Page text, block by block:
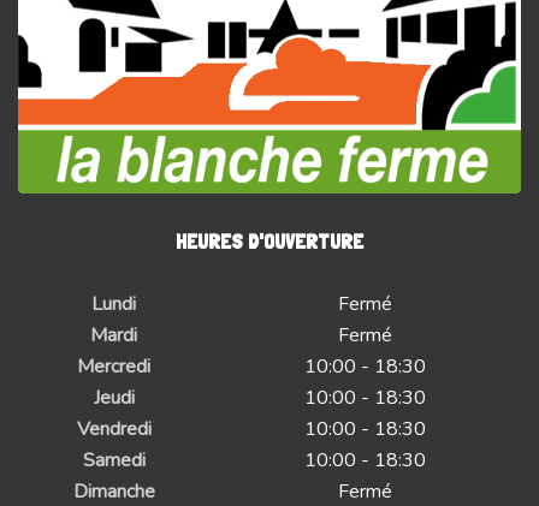
HEURES D'OUVERTURE
Lundi
Fermé
Mardi
Fermé
Mercredi
10:00 - 18:30
Jeudi
10:00 - 18:30
Vendredi
10:00 - 18:30
Samedi
10:00 - 18:30
Dimanche
Fermé